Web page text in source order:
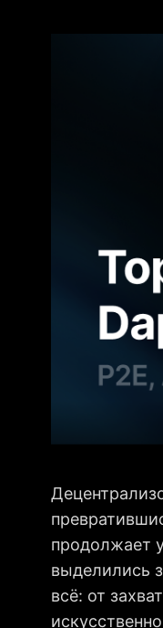
продолжает
выделились
всё: от